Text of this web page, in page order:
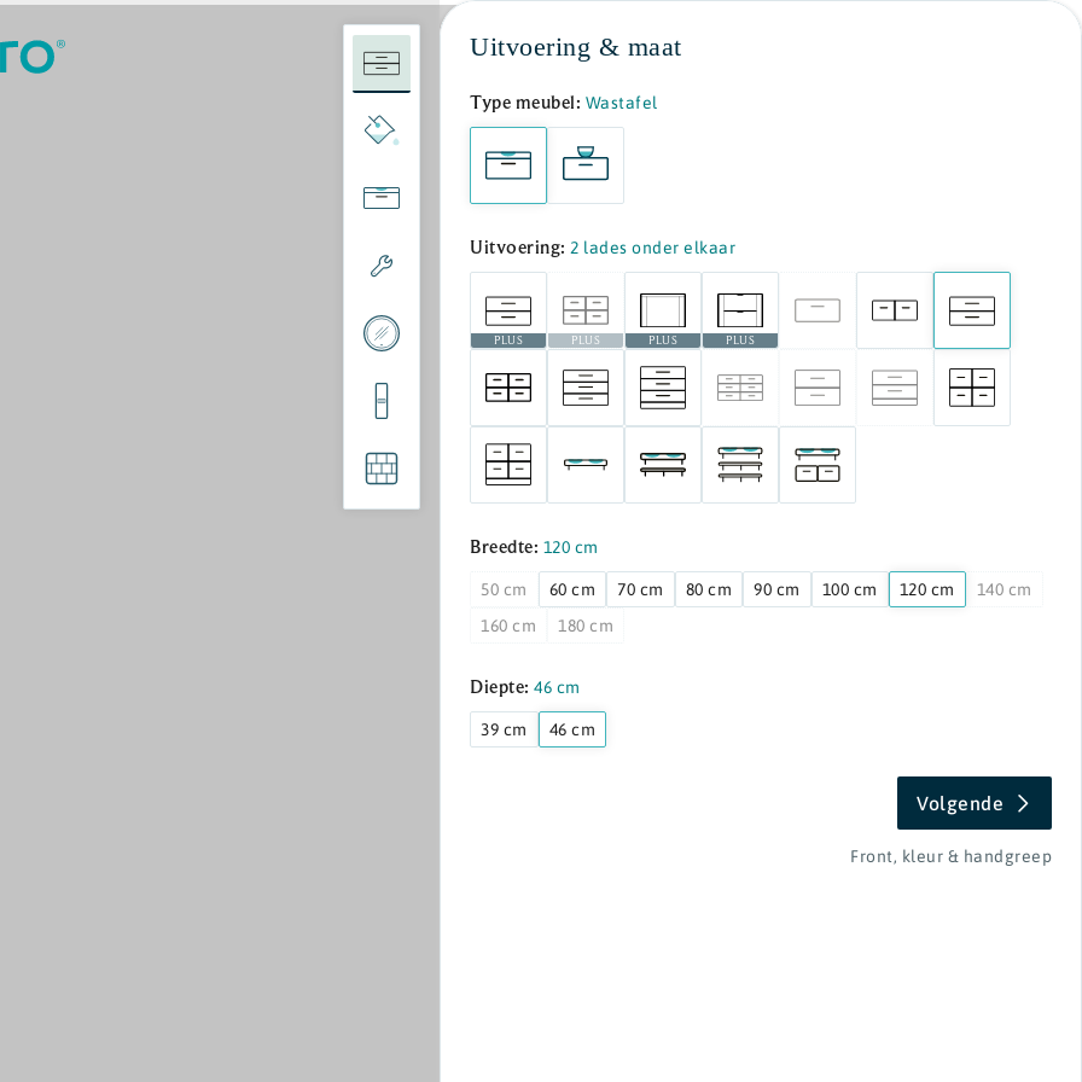
Uitvoering & maat
Type meubel: Wastafel
Uitvoering: 2 lades onder elkaar
PLUS PLUS PLUS PLUS
Breedte: 120 cm
50 cm 60 cm 70 cm 80 cm 90 cm 100 cm 120 cm
140 cm
160 cm
180 cm
Diepte: 46 cm
39 cm 46 cm
Volgende
Front, kleur & handgreep